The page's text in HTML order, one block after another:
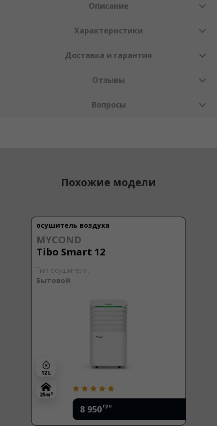
Описание
Характеристики
Доставка и гарантия
Отзывы
Вопросы
Похожие модели
осушитель воздуха
MYCOND
Tibo Smart 12
Тип осушителя:
Бытовой
8 950 грн
12 L
25 м 2